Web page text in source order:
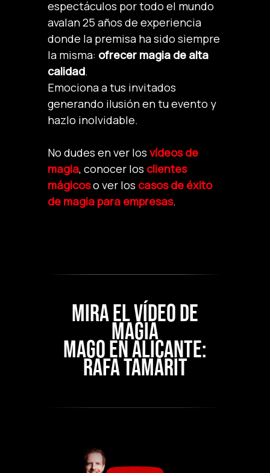
espectáculos por todo el mundo
avalan 25 años de experiencia
donde la premisa ha sido siempre
la misma: ofrecer magia de alta
calidad.
Emociona a tus invitados
generando ilusión en tu evento y
hazlo inolvidable.
No dudes en ver los vídeos de
magia, conocer los clientes
mágicoso ver los casos de éxito
de magia para empresas.
MIRA EL VÍDEO DE
MAGIA
MAGO EN ALICANTE:
RAFA TAMARIT